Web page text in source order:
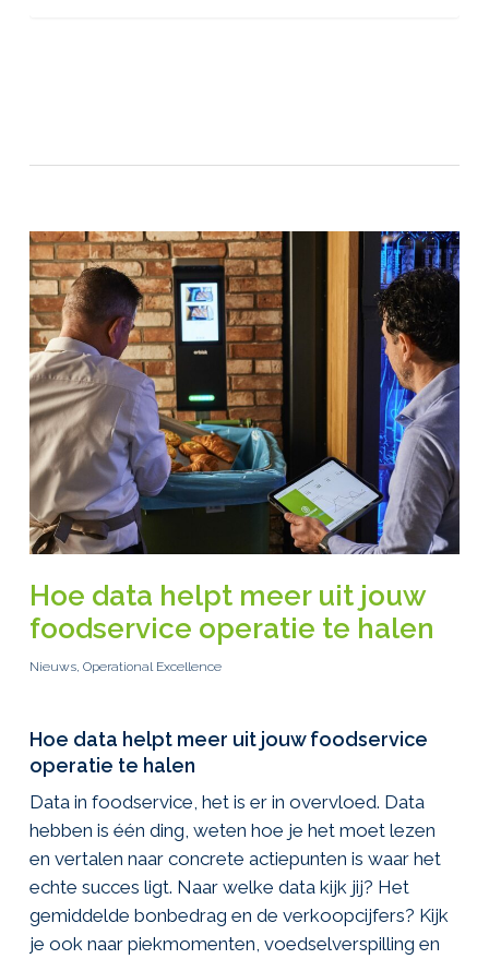
Hoe data helpt meer uit jouw
foodservice operatie te halen
Nieuws, Operational Excellence
Hoe data helpt meer uit jouw foodservice
operatie te halen
Data in foodservice, het is er in overvloed. Data
hebben is één ding, weten hoe je het moet lezen
en vertalen naar concrete actiepunten is waar het
echte succes ligt. Naar welke data kijk jij? Het
gemiddelde bonbedrag en de verkoopcijfers? Kijk
je ook naar piekmomenten, voedselverspilling en